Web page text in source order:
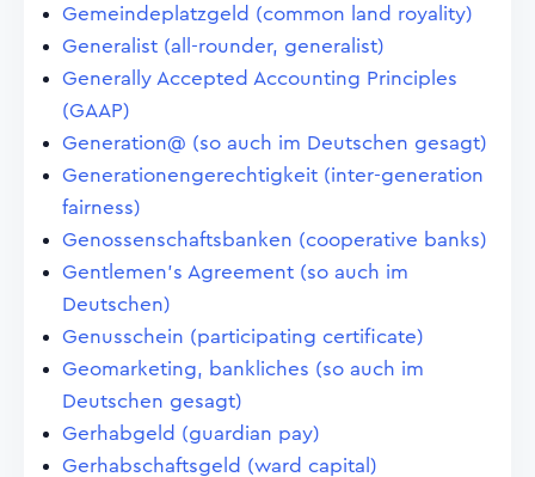
Gemeindeplatzgeld (common land royality)
Generalist (all-rounder, generalist)
Generally Accepted Accounting Principles
(GAAP)
Generation@ (so auch im Deutschen gesagt)
Generationengerechtigkeit (inter-generation
fairness)
Genossenschaftsbanken (cooperative banks)
Gentlemen's Agreement (so auch im
Deutschen)
Genusschein (participating certificate)
Geomarketing, bankliches (so auch im
Deutschen gesagt)
Gerhabgeld (guardian pay)
Gerhabschaftsgeld (ward capital)